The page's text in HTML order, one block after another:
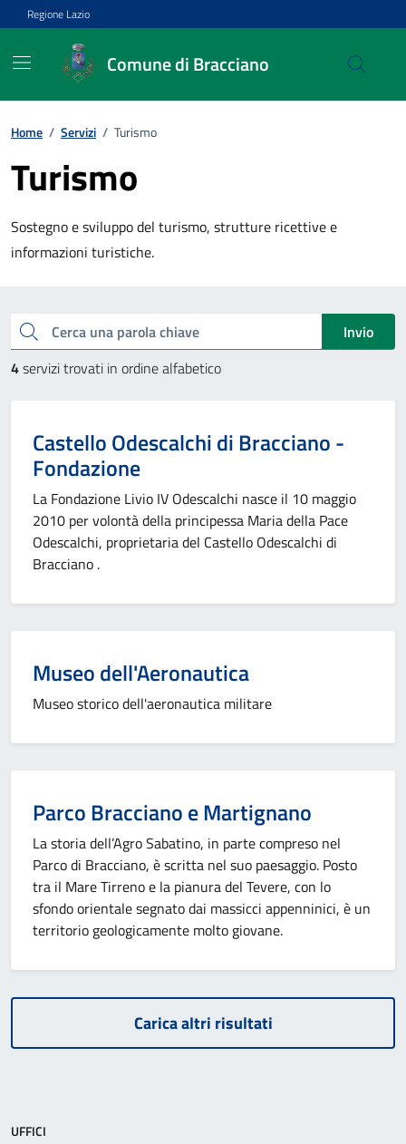
Vai ai contenuti
Vai al footer
Regione Lazio
Comune di Bracciano
Home / Servizi / Turismo
Turismo
Sostegno e sviluppo del turismo, strutture ricettive e
informazioni turistiche.
Cerca una parola chiave
Invio
4servizi trovati in ordine alfabetico
Castello Odescalchi di Bracciano -
Fondazione
La Fondazione Livio IV Odescalchi nasce il 10 maggio
2010 per volontà della principessa Maria della Pace
Odescalchi, proprietaria del Castello Odescalchi di
Bracciano .
Museo dell'Aeronautica
Museo storico dell'aeronautica militare
Parco Bracciano e Martignano
La storia dell’Agro Sabatino, in parte compreso nel
Parco di Bracciano, è scritta nel suo paesaggio. Posto
tra il Mare Tirreno e la pianura del Tevere, con lo
sfondo orientale segnato dai massicci appenninici, è un
territorio geologicamente molto giovane.
Carica altri risultati
UFFICI